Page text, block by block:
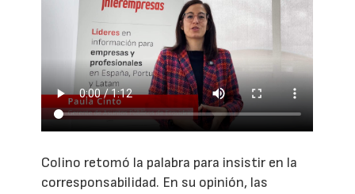
Colino retomó la palabra para insistir en la
corresponsabilidad. En su opinión, las